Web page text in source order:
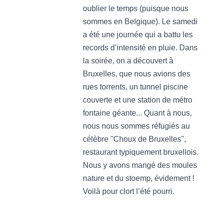
oublier le temps (puisque nous
sommes en Belgique). Le samedi
a été une journée qui a battu les
records d’intensité en pluie. Dans
la soirée, on a découvert à
Bruxelles, que nous avions des
rues torrents, un tunnel piscine
couverte et une station de métro
fontaine géante... Quant à nous,
nous nous sommes réfugiés au
célèbre "Choux de Bruxelles",
restaurant typiquement bruxellois.
Nous y avons mangé des moules
nature et du stoemp, évidement !
Voilà pour clort l’été pourri.